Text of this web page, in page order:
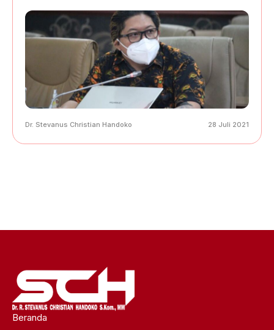
Dr. Stevanus Christian Handoko 28 Juli 2021
Beranda